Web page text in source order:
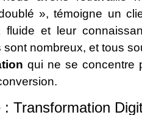
», témoigne un
fluide et leur
sont nombreux, et tous
qui ne se concentre
: Transformation